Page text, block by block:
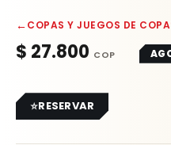
←COPAS Y JUEGOS DE
$ 27.800
RESERVAR